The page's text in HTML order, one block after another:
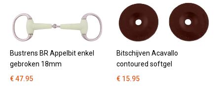
Bustrens BR Appelbit enkel
gebroken 18mm
€ 47.95
Bitschijven Acavallo
contoured softgel
€ 15.95